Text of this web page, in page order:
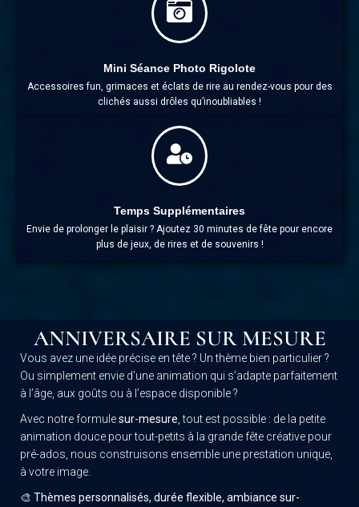
Mini Séance Photo Rigolote
Accessoires fun, grimaces et éclats de rire au rendez-vous pour des
clichés aussi drôles qu’inoubliables !
Temps Supplémentaires
Envie de prolonger le plaisir ? Ajoutez 30 minutes de fête pour encore
plus de jeux, de rires et de souvenirs !
ANNIVERSAIRE SUR MESURE
Vous avez une idée précise en tête ? Un thème bien particulier ?
Ou simplement envie d’une animation qui s’adapte parfaitement
à l’âge, aux goûts ou à l’espace disponible ?
Avec notre formulesur-mesure , tout est possible : de la petite
animation douce pour tout-petits à la grande fête créative pour
pré-ados, nous construisons ensemble une prestation unique,
à votre image.
🎨 Thèmes personnalisés, durée flexible, ambiance sur-